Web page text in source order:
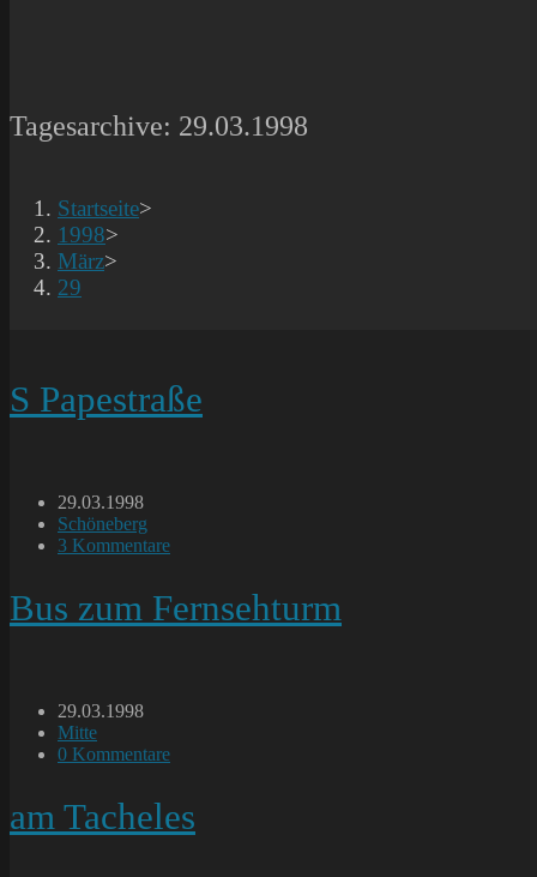
Tagesarchive: 29.03.1998
Startseite>
1998>
März>
29
S Papestraße
Beitrag
veröffentlicht:
29.03.1998
Beitrags-
Kategorie:
Schöneberg
Beitrags-
3 Kommentare
Bus zum Fernsehturm
Beitrag
veröffentlicht:
29.03.1998
Beitrags-
Kategorie:
Mitte
Beitrags-
0 Kommentare
am Tacheles